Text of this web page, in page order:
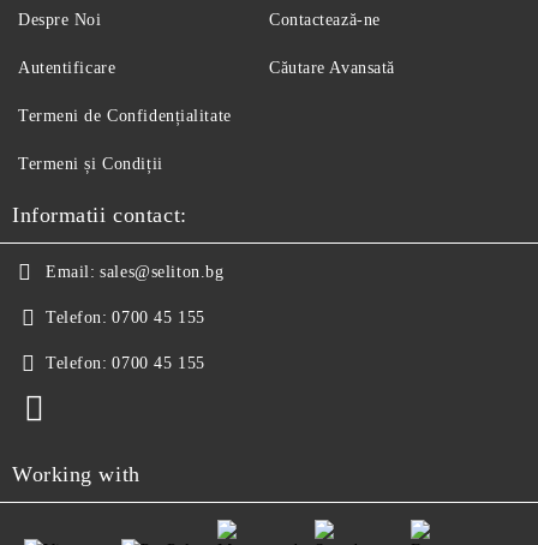
Despre Noi
Autentificare
Contactează-ne
Căutare Avansată
Termeni de Confidențialitate
Termeni și Condiții
Informatii contact:
Email: sales@seliton.bg
Telefon: 0700 45 155
Telefon: 0700 45 155
Working with